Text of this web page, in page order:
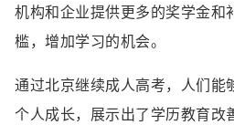
机构和企业提供更多的奖学金和
槛，增加学习的机会。
通过北京继续成人高考，人们能
个人成长，展示出了学历教育改